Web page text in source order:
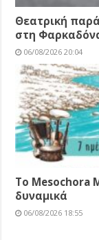
Θεατρική
στη
06/08/2026 20:04
Το Mesochora
δυναμικά
06/08/2026 18:55